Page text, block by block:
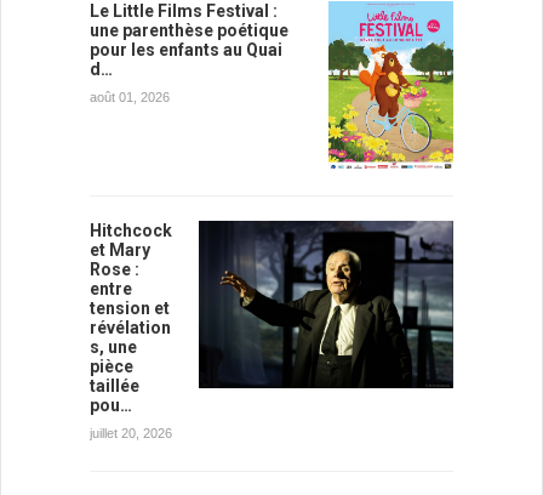
Le Little Films Festival :
une parenthèse poétique
pour les enfants au Quai
d…
août 01, 2026
Hitchcock
et Mary
Rose :
entre
tension et
révélation
s, une
pièce
taillée
pou…
juillet 20, 2026